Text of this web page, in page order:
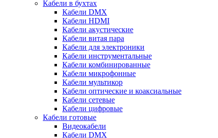
Кабели в бухтах
Кабели DMX
Кабели HDMI
Кабели акустические
Кабели витая пара
Кабели для электроники
Кабели инструментальные
Кабели комбинированные
Кабели микрофонные
Кабели мультикор
Кабели оптические и коаксиальные
Кабели сетевые
Кабели цифровые
Кабели готовые
Видеокабели
Кабели DMX